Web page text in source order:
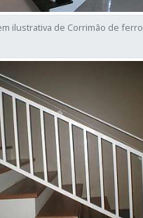
ilustrativa de Corrimão de ferro